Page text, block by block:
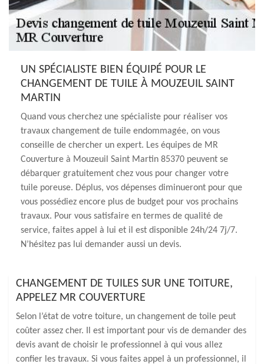
UN SPÉCIALISTE BIEN ÉQUIPÉ POUR LE
CHANGEMENT DE TUILE À MOUZEUIL SAINT
MARTIN
Quand vous cherchez une spécialiste pour réaliser vos
travaux changement de tuile endommagée, on vous
conseille de chercher un expert. Les équipes de MR
Couverture à Mouzeuil Saint Martin 85370 peuvent se
débarquer gratuitement chez vous pour changer votre
tuile poreuse. Déplus, vos dépenses diminueront pour que
vous possédiez encore plus de budget pour vos prochains
travaux. Pour vous satisfaire en termes de qualité de
service, faites appel à lui et il est disponible 24h/24 7j/7.
N’hésitez pas lui demander aussi un devis.
CHANGEMENT DE TUILES SUR UNE TOITURE,
APPELEZ MR COUVERTURE
Selon l’état de votre toiture, un changement de toile peut
coûter assez cher. Il est important pour vis de demander des
devis avant de choisir le professionnel à qui vous allez
confier les travaux. Si vous faites appel à un professionnel, il